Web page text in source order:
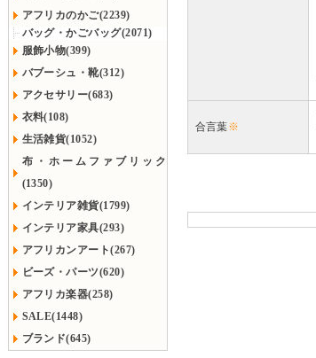
アフリカのかご(2239)
バッグ・かごバッグ(2071)
服飾小物(399)
バブーシュ・靴(312)
アクセサリー(683)
衣料(108)
生活雑貨(1052)
布・ホームファブリック
(1350)
インテリア雑貨(1799)
インテリア家具(293)
アフリカンアート(267)
ビーズ・パーツ(620)
アフリカ楽器(258)
SALE(1448)
ブランド(645)
合言葉※